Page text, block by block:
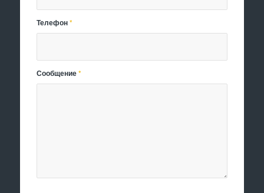
Телефон*
Сообщение*